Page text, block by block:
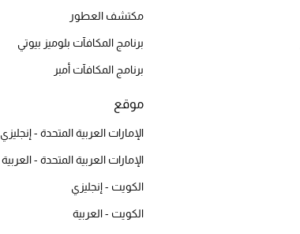
مكتشف العطور
برنامج المكافآت بلوميز بيوتي
برنامج المكافآت أمبر
موقع
الإمارات العربية المتحدة - إنجليزي
الإمارات العربية المتحدة - العربية
الكويت - إنجليزي
الكويت - العربية